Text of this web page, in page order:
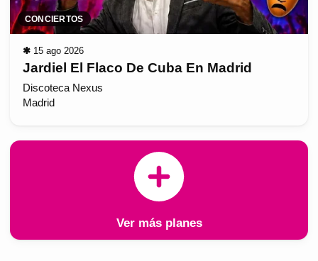
CONCIERTOS
✱ 15 ago 2026
Jardiel El Flaco De Cuba En Madrid
Discoteca Nexus
Madrid
Ver más planes